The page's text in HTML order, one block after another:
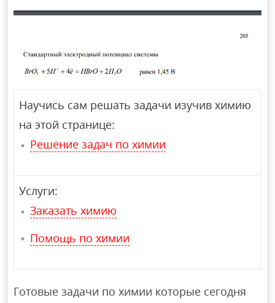
Научись сам решать задачи изучив химию
на этой странице:
Решение задач по химии
Услуги:
Заказать химию
Помощь по химии
Готовые задачи по химии которые сегодня